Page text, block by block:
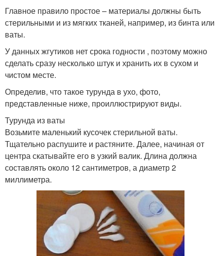
Главное правило простое – материалы должны быть
стерильными и из мягких тканей, например, из бинта или
ваты.
У данных жгутиков нет срока годности , поэтому можно
сделать сразу несколько штук и хранить их в сухом и
чистом месте.
Определив, что такое турунда в ухо, фото,
представленные ниже, проиллюстрируют виды.
Турунда из ваты
Возьмите маленький кусочек стерильной ваты.
Тщательно распушите и растяните. Далее, начиная от
центра скатывайте его в узкий валик. Длина должна
составлять около 12 сантиметров, а диаметр 2
миллиметра.